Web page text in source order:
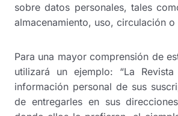
sobre datos personales, tales
almacenamiento, uso, circulación o
Para una mayor comprensión de
utilizará un ejemplo: “La
información personal de sus
de entregarles en sus